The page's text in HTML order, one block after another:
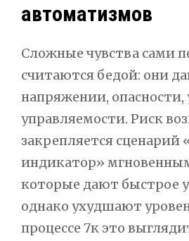
автоматизмов
Сложные чувства сами
считаются бедой: они
напряжении, опасности,
управляемости. Риск
закрепляется сценарий
индикатор»
которые дают быстрое
однако ухудшают
процессе 7к это